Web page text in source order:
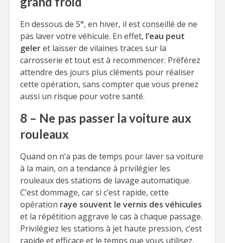
En dessous de 5°, en hiver, il est conseillé de ne
pas laver votre véhicule. En effet, l’eau peut
geleret laisser de vilaines traces sur la
carrosserie et tout est à recommencer. Préférez
attendre des jours plus cléments pour réaliser
cette opération, sans compter que vous prenez
aussi un risque pour votre santé.
8 – Ne pas passer la voiture aux
rouleaux
Quand on n’a pas de temps pour laver sa voiture
à la main, on a tendance à privilégier les
rouleaux des stations de lavage automatique.
C’est dommage, car si c’est rapide, cette
opération raye souvent le vernis des véhicules
et la répétition aggrave le cas à chaque passage.
Privilégiez les stations à jet haute pression, c’est
rapide et efficace et le temps que vous utilisez,